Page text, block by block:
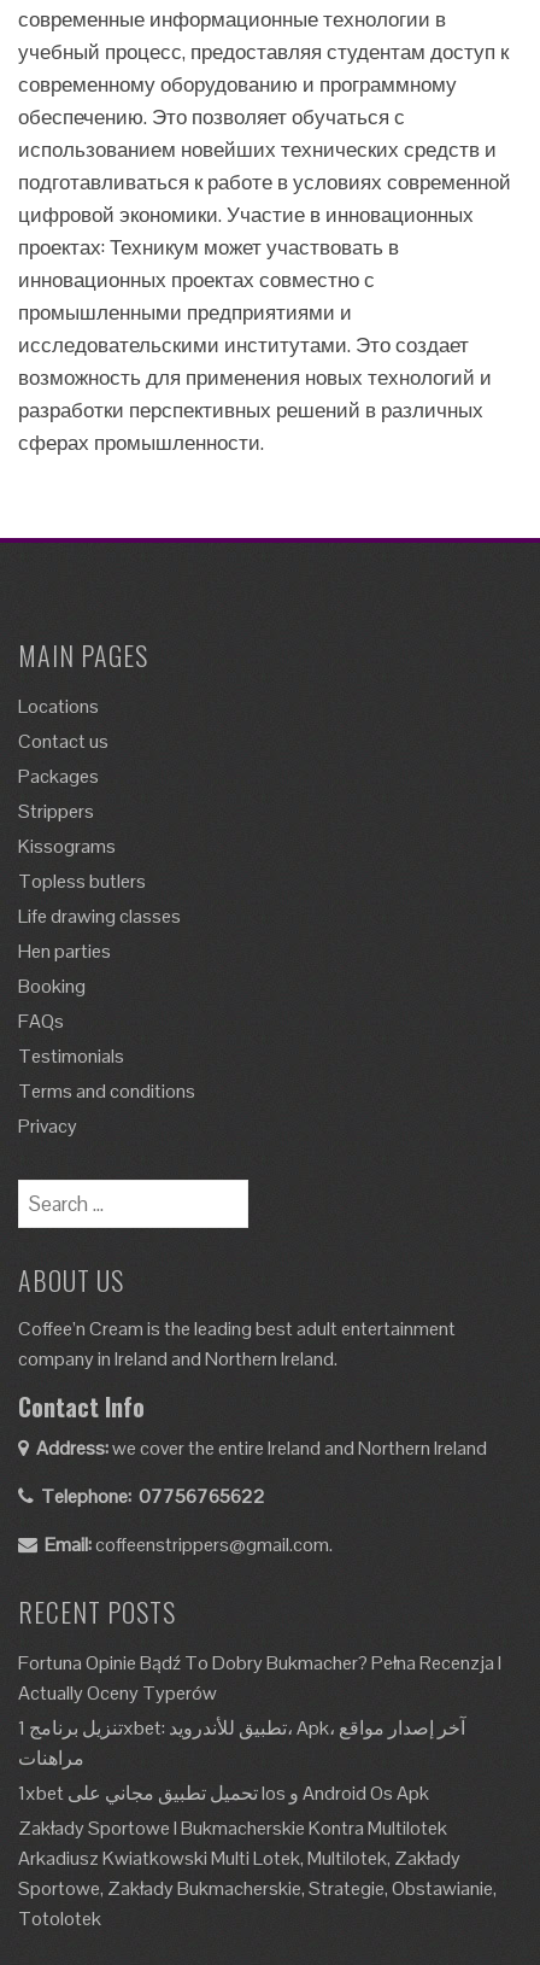
современные информационные технологии в
учебный процесс, предоставляя студентам доступ к
современному оборудованию и программному
обеспечению. Это позволяет обучаться с
использованием новейших технических средств и
подготавливаться к работе в условиях современной
цифровой экономики. Участие в инновационных
проектах: Техникум может участвовать в
инновационных проектах совместно с
промышленными предприятиями и
исследовательскими институтами. Это создает
возможность для применения новых технологий и
разработки перспективных решений в различных
сферах промышленности.
MAIN PAGES
Locations
Contact us
Packages
Strippers
Kissograms
Topless butlers
Life drawing classes
Hen parties
Booking
FAQs
Testimonials
Terms and conditions
Privacy
Search
for:
ABOUT US
Coffee’n Cream is the leading best adult entertainment
company in Ireland and Northern Ireland.
Contact Info
Address:we cover the entire Ireland and Northern Ireland
Telephone: 07756765622
Email:coffeenstrippers@gmail.com.
RECENT POSTS
Fortuna Opinie Bądź To Dobry Bukmacher? Pełna Recenzja I
Actually Oceny Typerów
تنزيل برنامج 1xbet: تطبيق للأندرويد، Apk، آخر إصدار مواقع
مراهنات
1xbet تحميل تطبيق مجاني على Ios و Android Os Apk
Zakłady Sportowe I Bukmacherskie Kontra Multilotek
Arkadiusz Kwiatkowski Multi Lotek, Multilotek, Zakłady
Sportowe, Zakłady Bukmacherskie, Strategie, Obstawianie,
Totolotek